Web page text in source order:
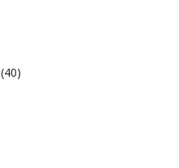
(40)